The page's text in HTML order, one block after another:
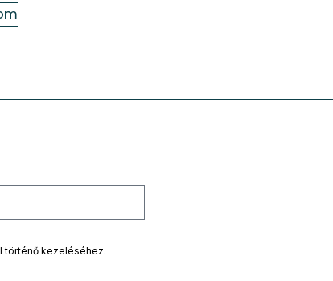
történő kezeléséhez.